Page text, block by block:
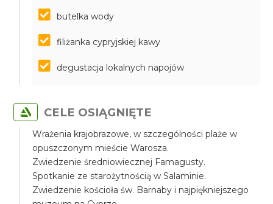
butelka wody
filiżanka cypryjskiej kawy
degustacja lokalnych napojów
CELE OSIĄGNIĘTE
Wrażenia krajobrazowe, w szczególności plaże w
opuszczonym mieście Warosza.
Zwiedzenie średniowiecznej Famagusty.
Spotkanie ze starożytnością w Salaminie.
Zwiedzenie kościoła św. Barnaby i najpiękniejszego